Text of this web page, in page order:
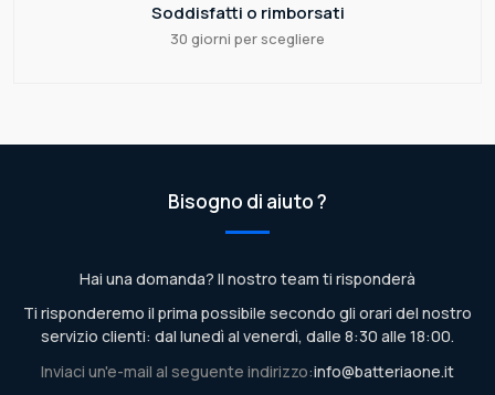
Soddisfatti o rimborsati
30 giorni per scegliere
Bisogno di aiuto ?
Hai una domanda? Il nostro team ti risponderà
Ti risponderemo il prima possibile secondo gli orari del nostro
servizio clienti: dal lunedì al venerdì, dalle 8:30 alle 18:00.
Inviaci un'e-mail al seguente indirizzo:info@batteriaone.it